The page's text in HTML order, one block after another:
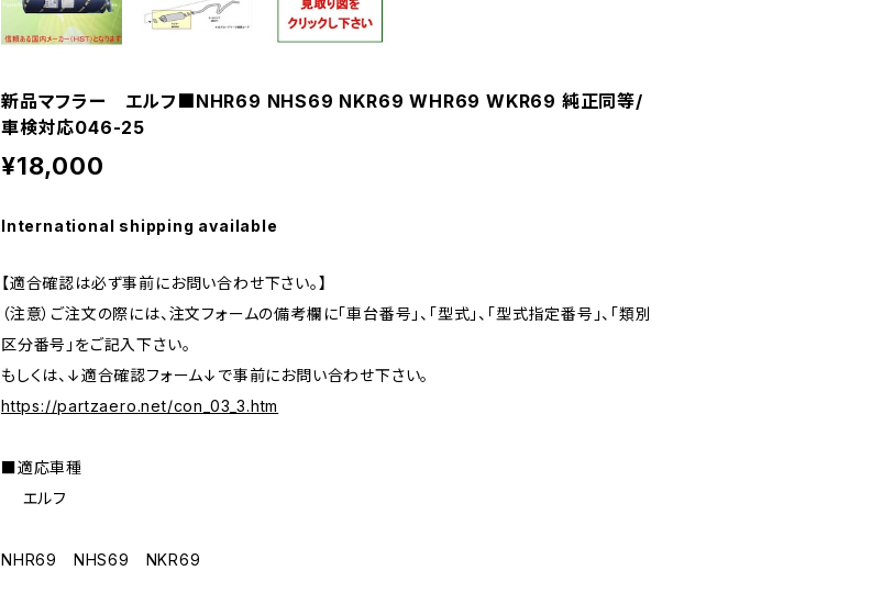
新品マフラー エルフ■NHR69 NHS69 NKR69 WHR69 WKR69 純正同等/
車検対応046-25
¥18,000
International shipping available
【適合確認は必ず事前にお問い合わせ下さい。】
（注意）ご注文の際には、注文フォームの備考欄に「車台番号」、「型式」、「型式指定番号」、「類別
区分番号」をご記入下さい。
もしくは、↓適合確認フォーム↓で事前にお問い合わせ下さい。
https://partzaero.net/con_03_3.htm
■適応車種
エルフ
NHR69 NHS69 NKR69